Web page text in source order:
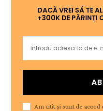
DACĂ VREI SĂ TE
+300K DE PĂRINȚI
Am citit și sunt de acord